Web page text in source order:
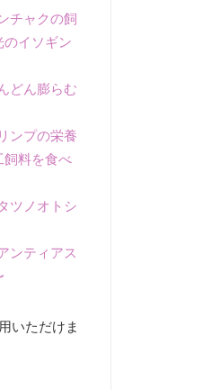
チャクの飼
イソギン
どん膨らむ
ンプの栄養
飼料を食べ
ツノオトシ
ンティアス
いただけま